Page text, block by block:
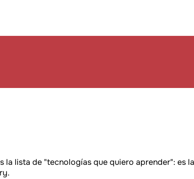
la lista de "tecnologías que quiero aprender":